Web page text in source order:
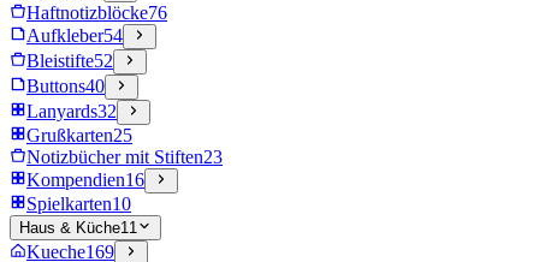
Haftnotizblöcke76
Aufkleber54
Bleistifte52
Buttons40
Lanyards32
Grußkarten25
Notizbücher mit Stiften23
Kompendien16
Spielkarten10
Haus & Küche11
Kueche169